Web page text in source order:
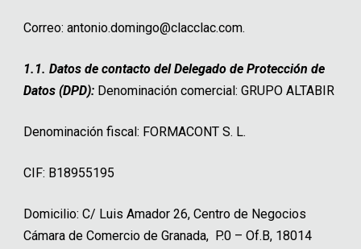
Correo: antonio.domingo@clacclac.com.
1.1. Datos de contacto del Delegado de Protección de
Datos (DPD): Denominación comercial: GRUPO ALTABIR
Denominación fiscal: FORMACONT S. L.
CIF: B18955195
Domicilio: C/ Luis Amador 26, Centro de Negocios
Cámara de Comercio de Granada, P.0 – Of.B, 18014